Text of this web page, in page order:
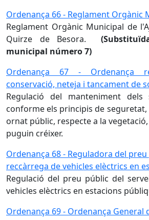
Ordenança 66 - Reglament Orgànic
Reglament Orgànic Municipal de
Quirze de Besora.
municipal número 7)
Ordenança 67 - Ordenança
conservació, neteja i tancament de
Regulació del manteniment dels
conforme els principis de
ornat públic, respecte a la
puguin créixer.
Ordenança 68 - Reguladora del
reccàrrega de vehicles elèctrics en
Regulació del preu públic del
vehicles elèctrics en estacions
Ordenança 69 - Ordenança General